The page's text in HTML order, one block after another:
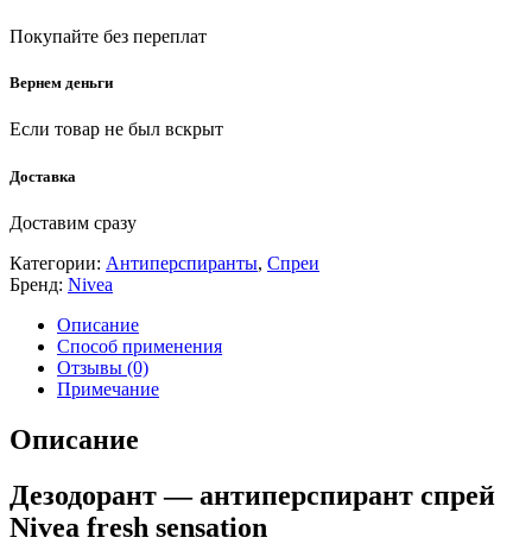
Покупайте без переплат
Вернем деньги
Если товар не был вскрыт
Доставка
Доставим сразу
Категории: Антиперспиранты, Спреи
Бренд: Nivea
Описание
Способ применения
Отзывы (0)
Примечание
Описание
Дезодорант — антиперспирант спрей
Nivea fresh sensation